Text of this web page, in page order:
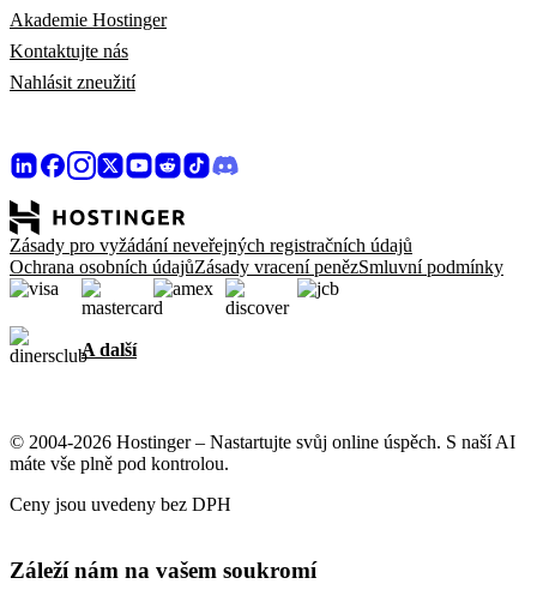
Akademie Hostinger
Kontaktujte nás
Nahlásit zneužití
Zásady pro vyžádání neveřejných registračních údajů
Ochrana osobních údajůZásady vracení penězSmluvní podmínky
A další
© 2004-2026 Hostinger – Nastartujte svůj online úspěch. S naší AI
máte vše plně pod kontrolou.
Ceny jsou uvedeny bez DPH
Záleží nám na vašem soukromí